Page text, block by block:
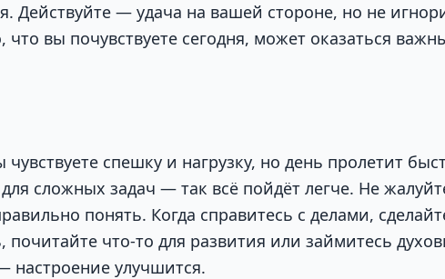
Действуйте — удача на вашей стороне, но не
что вы почувствуете сегодня, может оказаться
спешку и нагрузку, но день пролетит
сложных задач — так всё пойдёт легче. Не
понять. Когда справитесь с делами,
почитайте что-то для развития или займитесь
настроение улучшится.